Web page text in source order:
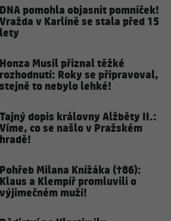
DNA pomohla objasnit pomníček!
Vražda v Karlíně se stala před 15
lety
Honza Musil přiznal těžké
rozhodnutí: Roky se připravoval,
stejně to nebylo lehké!
Tajný dopis královny Alžběty II.:
Víme, co se našlo v Pražském
hradě!
Pohřeb Milana Knížáka (†86):
Klaus a Klempíř promluvili o
výjimečném muži!